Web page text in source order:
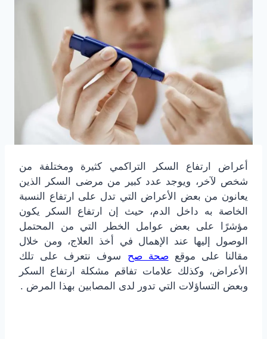
أعراض ارتفاع السكر التراكمي كثيرة ومختلفة من
شخص لآخر، ويوجد عدد كبير من مرضى السكر الذين
يعانون من بعض الأعراض التي تدل على ارتفاع النسبة
الخاصة به داخل الدم، حيث إن ارتفاع السكر يكون
مؤشرًا على بعض عوامل الخطر التي من المحتمل
الوصول إليها عند الإهمال في أخذ العلاج، ومن خلال
مقالنا على موقعصحة صح سوف نتعرف على تلك
الأعراض، وكذلك علامات تفاقم مشكلة ارتفاع السكر
وبعض التساؤلات التي تدور لدى المصابين بهذا المرض .